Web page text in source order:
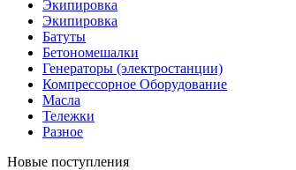
Экипировка
Экипировка
Батуты
Бетономешалки
Генераторы (электростанции)
Компрессорное Оборудование
Масла
Тележки
Разное
Новые поступления